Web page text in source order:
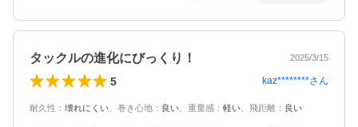
タックルの進化にびっくり！ 2025/3/15
5 kaz********さん
耐久性 ： 壊れにくい 巻き心地 ： 良い 重量感 ： 軽い 飛距離 ： 良い